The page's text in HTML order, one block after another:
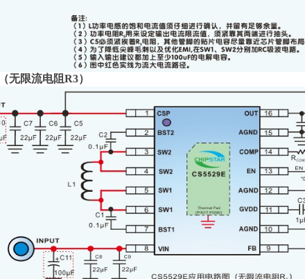
无限流电阻R3）